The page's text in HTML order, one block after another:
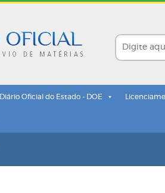
Diário Oficial do Estado - DOE